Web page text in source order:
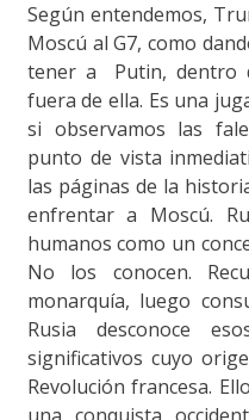
Según entendemos,
Moscú al G7, como
tener a Putin, dentro
fuera de ella. Es una
si observamos las
punto de vista
las páginas de la
enfrentar a Moscú.
humanos como un
No los conocen.
monarquía, luego
Rusia desconoce
significativos cuyo
Revolución francesa.